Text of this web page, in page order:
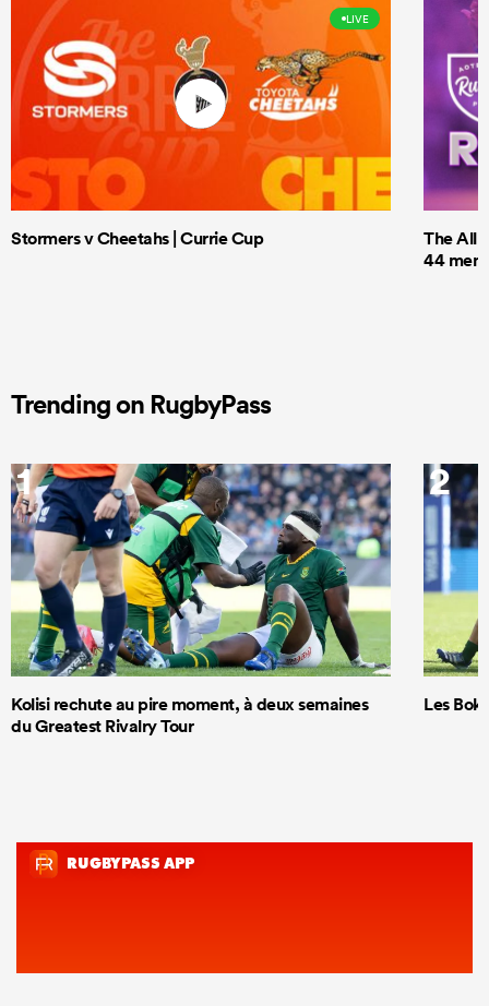
LIVE
Stormers v Cheetahs | Currie Cup
The All
44 men
Trending on RugbyPass
1
Kolisi rechute au pire moment, à deux semaines
du Greatest Rivalry Tour
2
Les